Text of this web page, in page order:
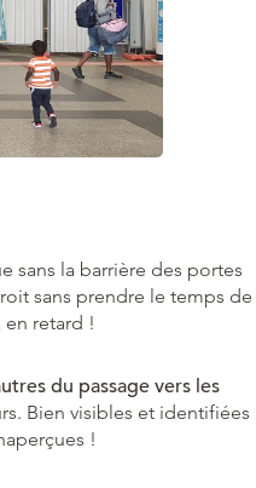
sans la barrière des portes
sans prendre le temps de
en retard !
du passage vers les
Bien visibles et identifiées
!